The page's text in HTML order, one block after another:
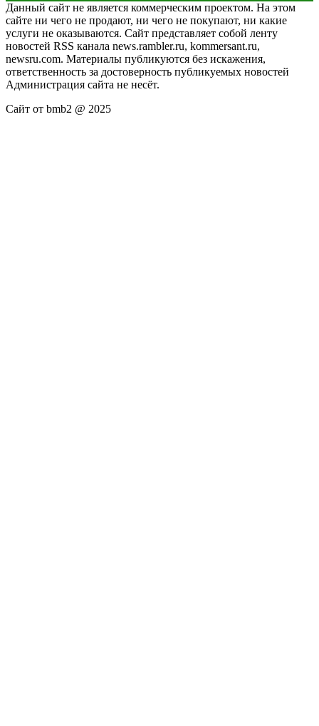
Данный сайт не является коммерческим проектом. На этом
сайте ни чего не продают, ни чего не покупают, ни какие
услуги не оказываются. Сайт представляет собой ленту
новостей RSS канала news.rambler.ru, kommersant.ru,
newsru.com. Материалы публикуются без искажения,
ответственность за достоверность публикуемых новостей
Администрация сайта не несёт.
Сайт от bmb2 @ 2025